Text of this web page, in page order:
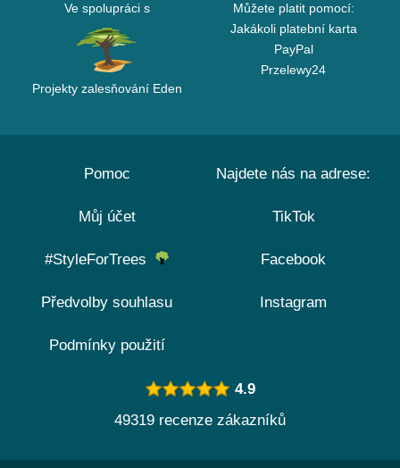
Ve spolupráci s
Projekty zalesňování Eden
Můžete platit pomocí:
Jakákoli platební karta
PayPal
Przelewy24
Pomoc
Můj účet
#StyleForTrees
Předvolby souhlasu
Podmínky použití
Najdete nás na adrese:
TikTok
Facebook
Instagram
4.9
49319 recenze zákazníků